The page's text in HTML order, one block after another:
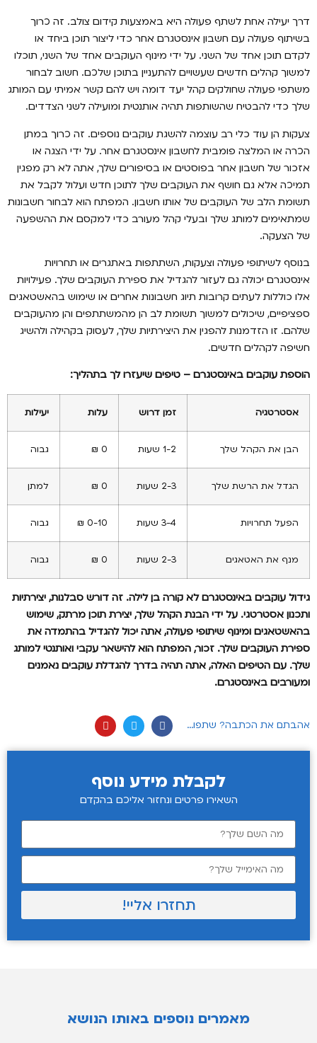
דרך יעילה אחת לשתף פעולה היא באמצעות קידום צולב. זה כרוך
בשיתוף פעולה עם חשבון אינסטגרם אחר כדי ליצור תוכן ביחד או
לקדם תוכן אחד של השני. על ידי מינוף העוקבים אחד של השני, תוכלו
למשוך קהלים חדשים שעשויים להתעניין בתוכן שלכם. חשוב לבחור
משתפי פעולה שחולקים קהל יעד דומה ויש להם קשר אמיתי עם המותג
שלך כדי להבטיח שהשותפות תהיה אותנטית ומועילה לשני הצדדים.
צעקות הן עוד כלי רב עוצמה להשגת עוקבים נוספים. זה כרוך במתן
הכרה או המלצה פומבית לחשבון אינסטגרם אחר. על ידי הצגה או
אזכור של חשבון אחר בפוסטים או בסיפורים שלך, אתה לא רק מפגין
תמיכה אלא גם חושף את העוקבים שלך לתוכן חדש ועלול לקבל את
תשומת הלב של העוקבים של אותו חשבון. המפתח הוא לבחור חשבונות
שמתאימים למותג שלך ובעלי קהל מעורב כדי למקסם את ההשפעה
של הצעקה.
בנוסף לשיתופי פעולה וצעקות, השתתפות באתגרים או תחרויות
אינסטגרם יכולה גם לעזור להגדיל את ספירת העוקבים שלך. פעילויות
אלו כוללות לעתים קרובות תיוג חשבונות אחרים או שימוש בהאשטאגים
ספציפיים, שיכולים למשוך תשומת לב הן מהמשתתפים והן מהעוקבים
שלהם. זו הזדמנות להפגין את היצירתיות שלך, לעסוק בקהילה ולהשיג
חשיפה לקהלים חדשים.
הוספת עוקבים באינסטגרם – טיפים שיעזרו לך בתהליך:
אסטרטגיה זמן דרוש עלות יעילות
הבן את הקהל שלך 1-2 שעות 0 ₪ גבוה
הגדל את הרשת שלך 2-3 שעות 0 ₪ למתן
הפעל תחרויות 3-4 שעות 0-10 ₪ גבוה
מנף את האטאגים 2-3 שעות 0 ₪ גבוה
גידול עוקבים באינסטגרם לא קורה בן לילה. זה דורש סבלנות, יצירתיות
ותכנון אסטרטגי. על ידי הבנת הקהל שלך, יצירת תוכן מרתק, שימוש
בהאשטאגים ומינוף שיתופי פעולה, אתה יכול להגדיל בהתמדה את
ספירת העוקבים שלך. זכור, המפתח הוא להישאר עקבי ואותנטי למותג
שלך. עם הטיפים האלה, אתה תהיה בדרך להגדלת עוקבים נאמנים
ומעורבים באינסטגרם.
אהבתם את הכתבה? שתפו...
לקבלת מידע נוסף
השאירו פרטים ונחזור אליכם בהקדם
תחזרו אליי!
מאמרים נוספים באותו הנושא